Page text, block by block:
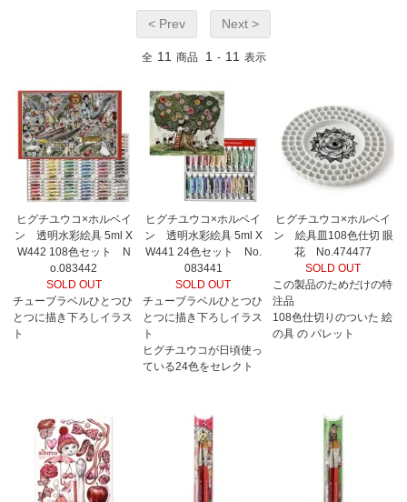
< Prev Next >
全 11 商品 1 - 11 表示
ヒグチユウコ×ホルベイ
ン 透明水彩絵具 5ml X
W442 108色セット N
o.083442
SOLD OUT
チューブラベルひとつひ
とつに描き下ろしイラス
ト
ヒグチユウコ×ホルベイ
ン 透明水彩絵具 5ml X
W441 24色セット No.
083441
SOLD OUT
チューブラベルひとつひ
とつに描き下ろしイラス
ト
ヒグチユウコが日頃使っ
ている24色をセレクト
ヒグチユウコ×ホルベイ
ン 絵具皿108色仕切 眼
花 No.474477
SOLD OUT
この製品のためだけの特
注品
108色仕切りのついた 絵
の具 の パレット